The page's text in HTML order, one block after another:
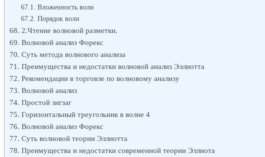
Вложенность волн
Порядок волн
2.Чтение волновой разметки.
Волновой анализ Форекс
Суть метода волнового анализа
Преимущества и недостатки волновой анализ Эллиотта
Рекомендации в торговле по волновому анализу
Волновой анализ
Простой зигзаг
Горизонтальный треугольник в волне 4
Волновой анализ Форекс
Суть волновой теории Эллиотта
Преимущества и недостатки современной теории Эллиота